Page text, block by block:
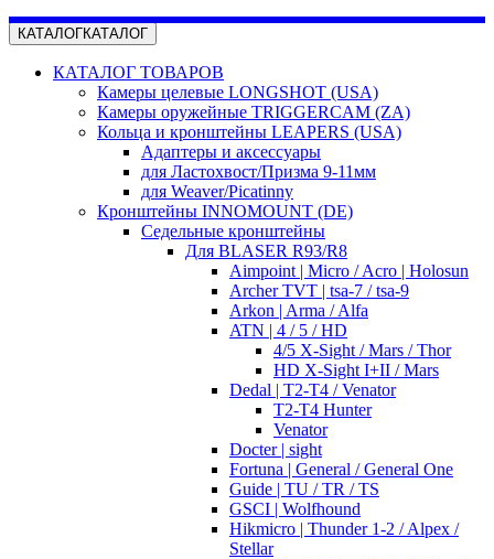
КАТАЛОГКАТАЛОГ
КАТАЛОГ ТОВАРОВ
Камеры целевые LONGSHOT (USA)
Камеры оружейные TRIGGERCAM (ZA)
Кольца и кронштейны LEAPERS (USA)
Адаптеры и аксессуары
для Ластохвост/Призма 9-11мм
для Weaver/Picatinny
Кронштейны INNOMOUNT (DE)
Седельные кронштейны
Для BLASER R93/R8
Aimpoint | Micro / Acro | Holosun
Archer TVT | tsa-7 / tsa-9
Arkon | Arma / Alfa
ATN | 4 / 5 / HD
4/5 X-Sight / Mars / Thor
HD X-Sight I+II / Mars
Dedal | T2-T4 / Venator
T2-T4 Hunter
Venator
Docter | sight
Fortuna | General / General One
Guide | TU / TR / TS
GSCI | Wolfhound
Hikmicro | Thunder 1-2 / Alpex /
Stellar